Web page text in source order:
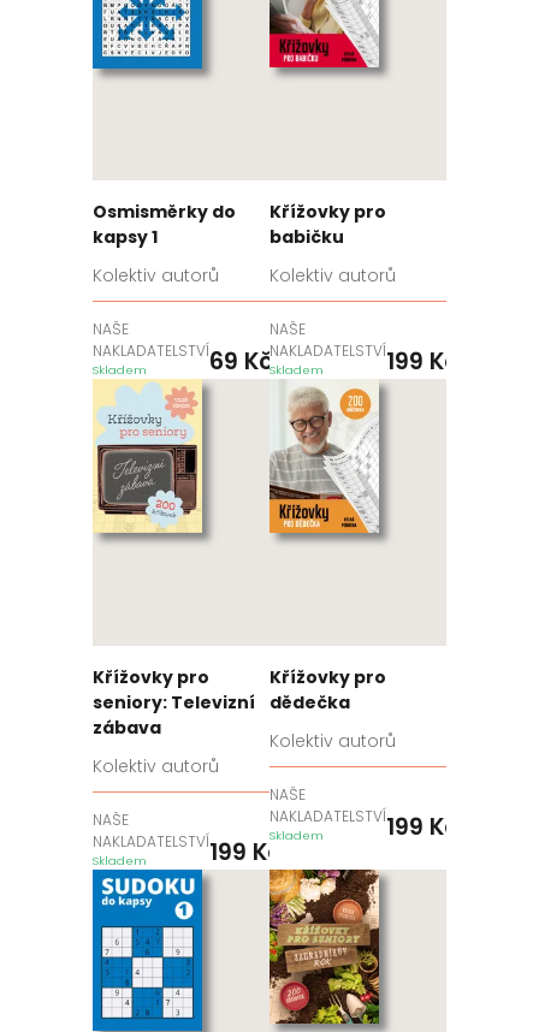
Osmisměrky do
kapsy 1
Kolektiv autorů
NAŠE
NAKLADATELSTVÍ
Skladem 69 Kč
Křížovky pro
babičku
Kolektiv autorů
NAŠE
NAKLADATELSTVÍ
Skladem 199 Kč
Křížovky pro
seniory: Televizní
zábava
Kolektiv autorů
NAŠE
NAKLADATELSTVÍ
Skladem 199 Kč
Křížovky pro
dědečka
Kolektiv autorů
NAŠE
NAKLADATELSTVÍ
Skladem 199 Kč